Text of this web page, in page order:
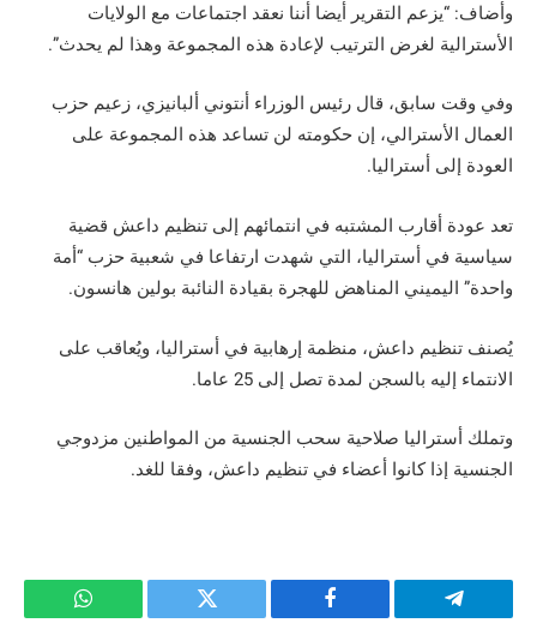
وأضاف: “يزعم التقرير أيضا أننا نعقد اجتماعات مع الولايات
الأسترالية لغرض الترتيب لإعادة هذه المجموعة وهذا لم يحدث”.
وفي وقت سابق، قال رئيس الوزراء أنتوني ألبانيزي، زعيم حزب
العمال الأسترالي، إن حكومته لن تساعد هذه المجموعة على
العودة إلى أستراليا.
تعد عودة أقارب المشتبه في انتمائهم إلى تنظيم داعش قضية
سياسية في أستراليا، التي شهدت ارتفاعا في شعبية حزب “أمة
واحدة” اليميني المناهض للهجرة بقيادة النائبة بولين هانسون.
يُصنف تنظيم داعش، منظمة إرهابية في أستراليا، ويُعاقب على
الانتماء إليه بالسجن لمدة تصل إلى 25 عاما.
وتملك أستراليا صلاحية سحب الجنسية من المواطنين مزدوجي
الجنسية إذا كانوا أعضاء في تنظيم داعش، وفقا للغد.
تيلقرام فيسبوك تويتر واتساب